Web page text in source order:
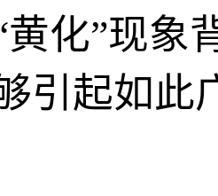
黄化”现象
引起如此